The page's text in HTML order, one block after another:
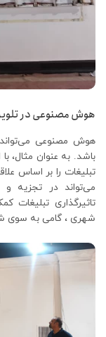
هوش مصنوعی در
هوش مصنوعی
باشد. به عنوان مثال،
تبلیغات را بر اساس
می‌تواند در تجزیه و
تاثیرگذاری
شهری ، گامی به سوی